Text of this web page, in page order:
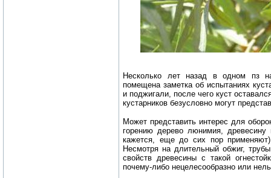
Несколько лет назад в одном пз
помещена заметка об испытаниях
и поджигали, после чего куст
кустарников безусловно могут
Может представить интерес для
горению дерево люнимия, древесину
кажется, еще до сих пор
Несмотря на длительный обжиг,
свойств древесины с такой
почему-либо нецелесообразно или